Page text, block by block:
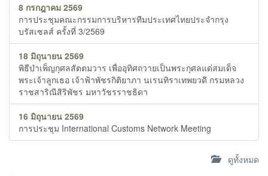
8 กรกฎาคม 2569
การประชุมคณะกรรมการบริหารทีมประเทศไทยประจำกรุง
บรัสเซลส์ ครั้งที่ 3/2569
18 มิถุนายน 2569
พิธีบำเพ็ญกุศลสัตตมวาร เพื่ออุทิศถวายเป็นพระกุศลแด่สมเด็จ
พระเจ้าลูกเธอ เจ้าฟ้าพัชรกิติยาภา นเรนทิราเทพยวดี กรมหลวง
ราชสาริณีสิริพัชร มหาวัชรราชธิดา
16 มิถุนายน 2569
การประชุม International Customs Network Meeting
ดูทั้งหมด